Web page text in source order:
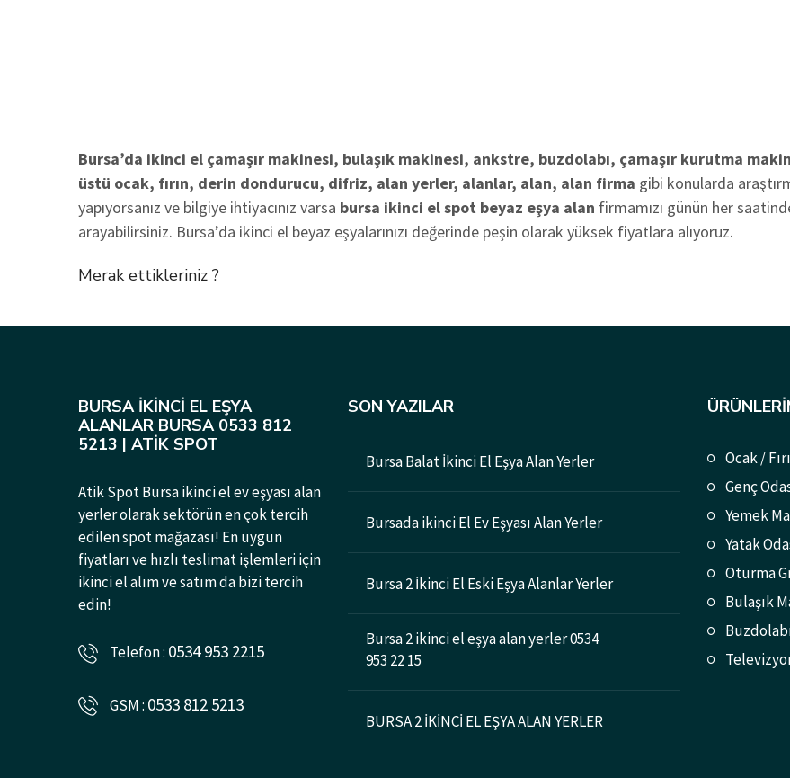
Bursa’da ikinci el çamaşır makinesi, bulaşık makinesi, ankstre, buzdolabı, çamaşır kurutma
üstü ocak, fırın, derin dondurucu, difriz, alan yerler, alanlar, alan, alan firma gibi konularda
yapıyorsanız ve bilgiye ihtiyacınız varsa bursa ikinci el spot beyaz eşya alan firmamızı günün her
arayabilirsiniz. Bursa’da ikinci el beyaz eşyalarınızı değerinde peşin olarak yüksek fiyatlara alıyoruz.
Merak ettikleriniz ?
BURSA İKINCI EL EŞYA
ALANLAR BURSA 0533 812
5213 | ATIK SPOT
Atik Spot Bursa ikinci el ev eşyası alan
yerler olarak sektörün en çok tercih
edilen spot mağazası! En uygun
fiyatları ve hızlı teslimat işlemleri için
ikinci el alım ve satım da bizi tercih
edin!
Telefon : 0534 953 2215
GSM : 0533 812 5213
SON YAZILAR
Bursa Balat İkinci El Eşya Alan Yerler
Bursada ikinci El Ev Eşyası Alan Yerler
Bursa 2 İkinci El Eski Eşya Alanlar Yerler
Bursa 2 ikinci el eşya alan yerler 0534
953 22 15
BURSA 2 İKİNCİ EL EŞYA ALAN YERLER
Ocak /
Genç
Yemek
Yatak
Oturma
Bulaşık